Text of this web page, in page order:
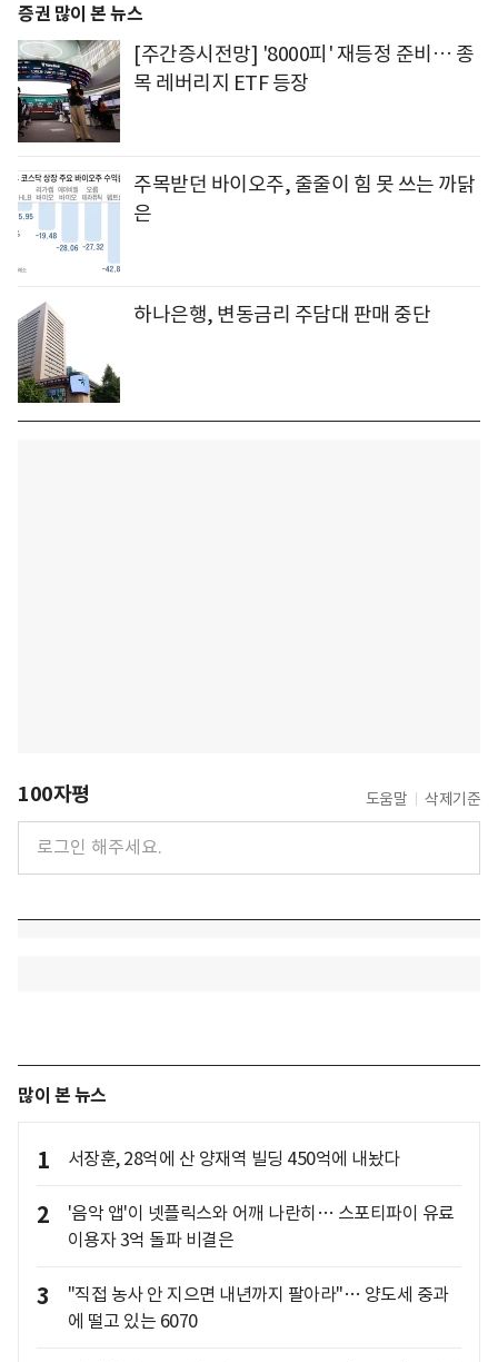
증권 많이 본 뉴스
[주간증시전망] '8000피' 재등정 준비… 종
목 레버리지 ETF 등장
주목받던 바이오주, 줄줄이 힘 못 쓰는 까닭
은
하나은행, 변동금리 주담대 판매 중단
100자평 도움말 삭제기준
많이 본 뉴스
1 서장훈, 28억에 산 양재역 빌딩 450억에 내놨다
2
'음악 앱'이 넷플릭스와 어깨 나란히… 스포티파이 유료
이용자 3억 돌파 비결은
3
"직접 농사 안 지으면 내년까지 팔아라"… 양도세 중과
에 떨고 있는 6070